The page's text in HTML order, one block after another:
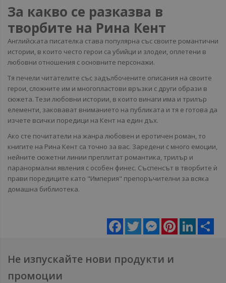
За какво се разказва в
творбите на Рина Кент
Английската писателка става популярна със своите романтични
истории, в които често герои са убийци и злодеи, оплетени в
любовни отношения с основните персонажи.
Тя печели читателите със задълбочените описания на своите
герои, сложните им и многопластови връзки с други образи в
сюжета. Тези любовни истории, в които винаги има и трилър
елементи, заковават вниманието на публиката и тя е готова да
изчете всички поредици на Кент на един дъх.
Ако сте почитатели на жанра любовен и еротичен роман, то
книгите на Рина Кент са точно за вас. Заредени с много емоции,
нейните сюжетни линии преплитат романтика, трилър и
паранормални явления с особен финес. Съспенсът в творбите ѝ
прави поредиците като "Империя" препоръчителни за всяка
домашна библиотека.
Facebook
Twitter MessengerPinterestLinkedIn
Не изпускайте нови продукти и
промоции